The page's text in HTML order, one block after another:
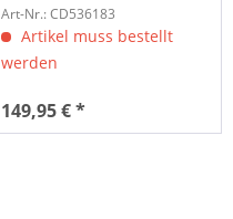
Art-Nr.: CD536183
Artikel muss bestellt
werden
149,95 € *